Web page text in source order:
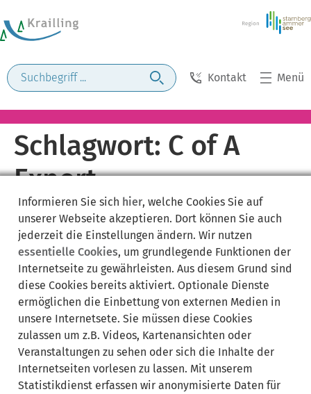
Kontakt Menü
Schlagwort: C of A
Export
Informieren Sie sich hier, welche Cookies Sie auf
unserer Webseite akzeptieren. Dort können Sie auch
jederzeit die Einstellungen ändern. Wir nutzen
essentielle Cookies, um grundlegende Funktionen der
Internetseite zu gewährleisten. Aus diesem Grund sind
diese Cookies bereits aktiviert. Optionale Dienste
ermöglichen die Einbettung von externen Medien in
unsere Internetsete. Sie müssen diese Cookies
zulassen um z.B. Videos, Kartenansichten oder
Veranstaltungen zu sehen oder sich die Inhalte der
Internetseiten vorlesen zu lassen. Mit unserem
Statistikdienst erfassen wir anonymisierte Daten für